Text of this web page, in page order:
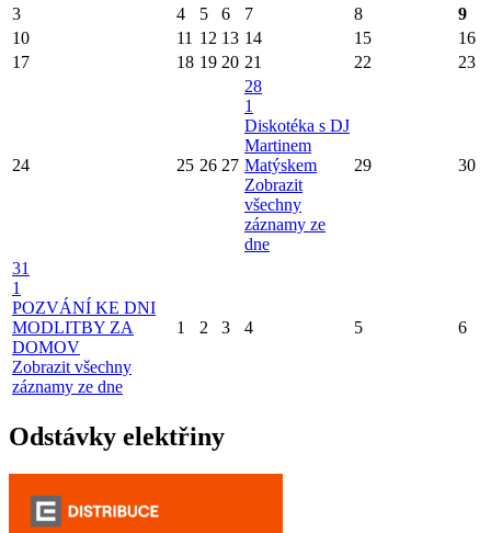
3 4 5 6 7 8
9
10
11 12 13 14 15
16
17
18 19 20 21 22 23
24 25 26 27
28
1
Diskotéka s DJ
Martinem
Matýskem
Zobrazit
všechny
záznamy ze
dne
29 30
31
1
POZVÁNÍ KE DNI
MODLITBY ZA
DOMOV
Zobrazit všechny
záznamy ze dne
1 2 3 4 5 6
Odstávky elektřiny